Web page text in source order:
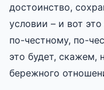
достоинство,
условии – и вот
по-честному, по-
это будет, скажем,
бережного